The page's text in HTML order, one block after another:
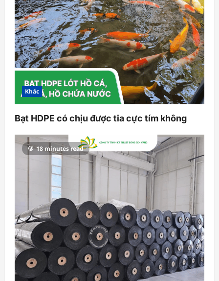
Khác
Bạt HDPE có chịu được tia cực tím không
18 minutes read